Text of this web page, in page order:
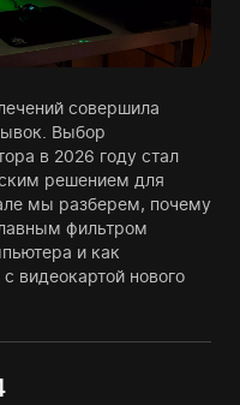
совершила
Выбор
в 2026 году стал
решением для
мы разберем, почему
фильтром
и как
видеокартой нового